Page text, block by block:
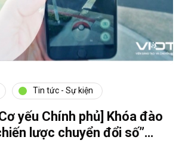
Tin tức - Sự kiện
yếu Chính phủ] Khóa đào
lược chuyển đổi số”